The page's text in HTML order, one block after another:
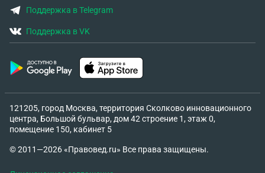
Поддержка в Telegram
Поддержка в VK
121205, город Москва, территория Сколково инновационного
центра, Большой бульвар, дом 42 строение 1, этаж 0,
помещение 150, кабинет 5
© 2011—2026 «Правовед.ru» Все права защищены.